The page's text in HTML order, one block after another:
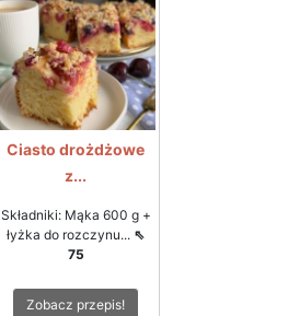
Ciasto drożdżowe
z...
Składniki: Mąka 600 g +
łyżka do rozczynu... ⇖
75
Zobacz przepis!